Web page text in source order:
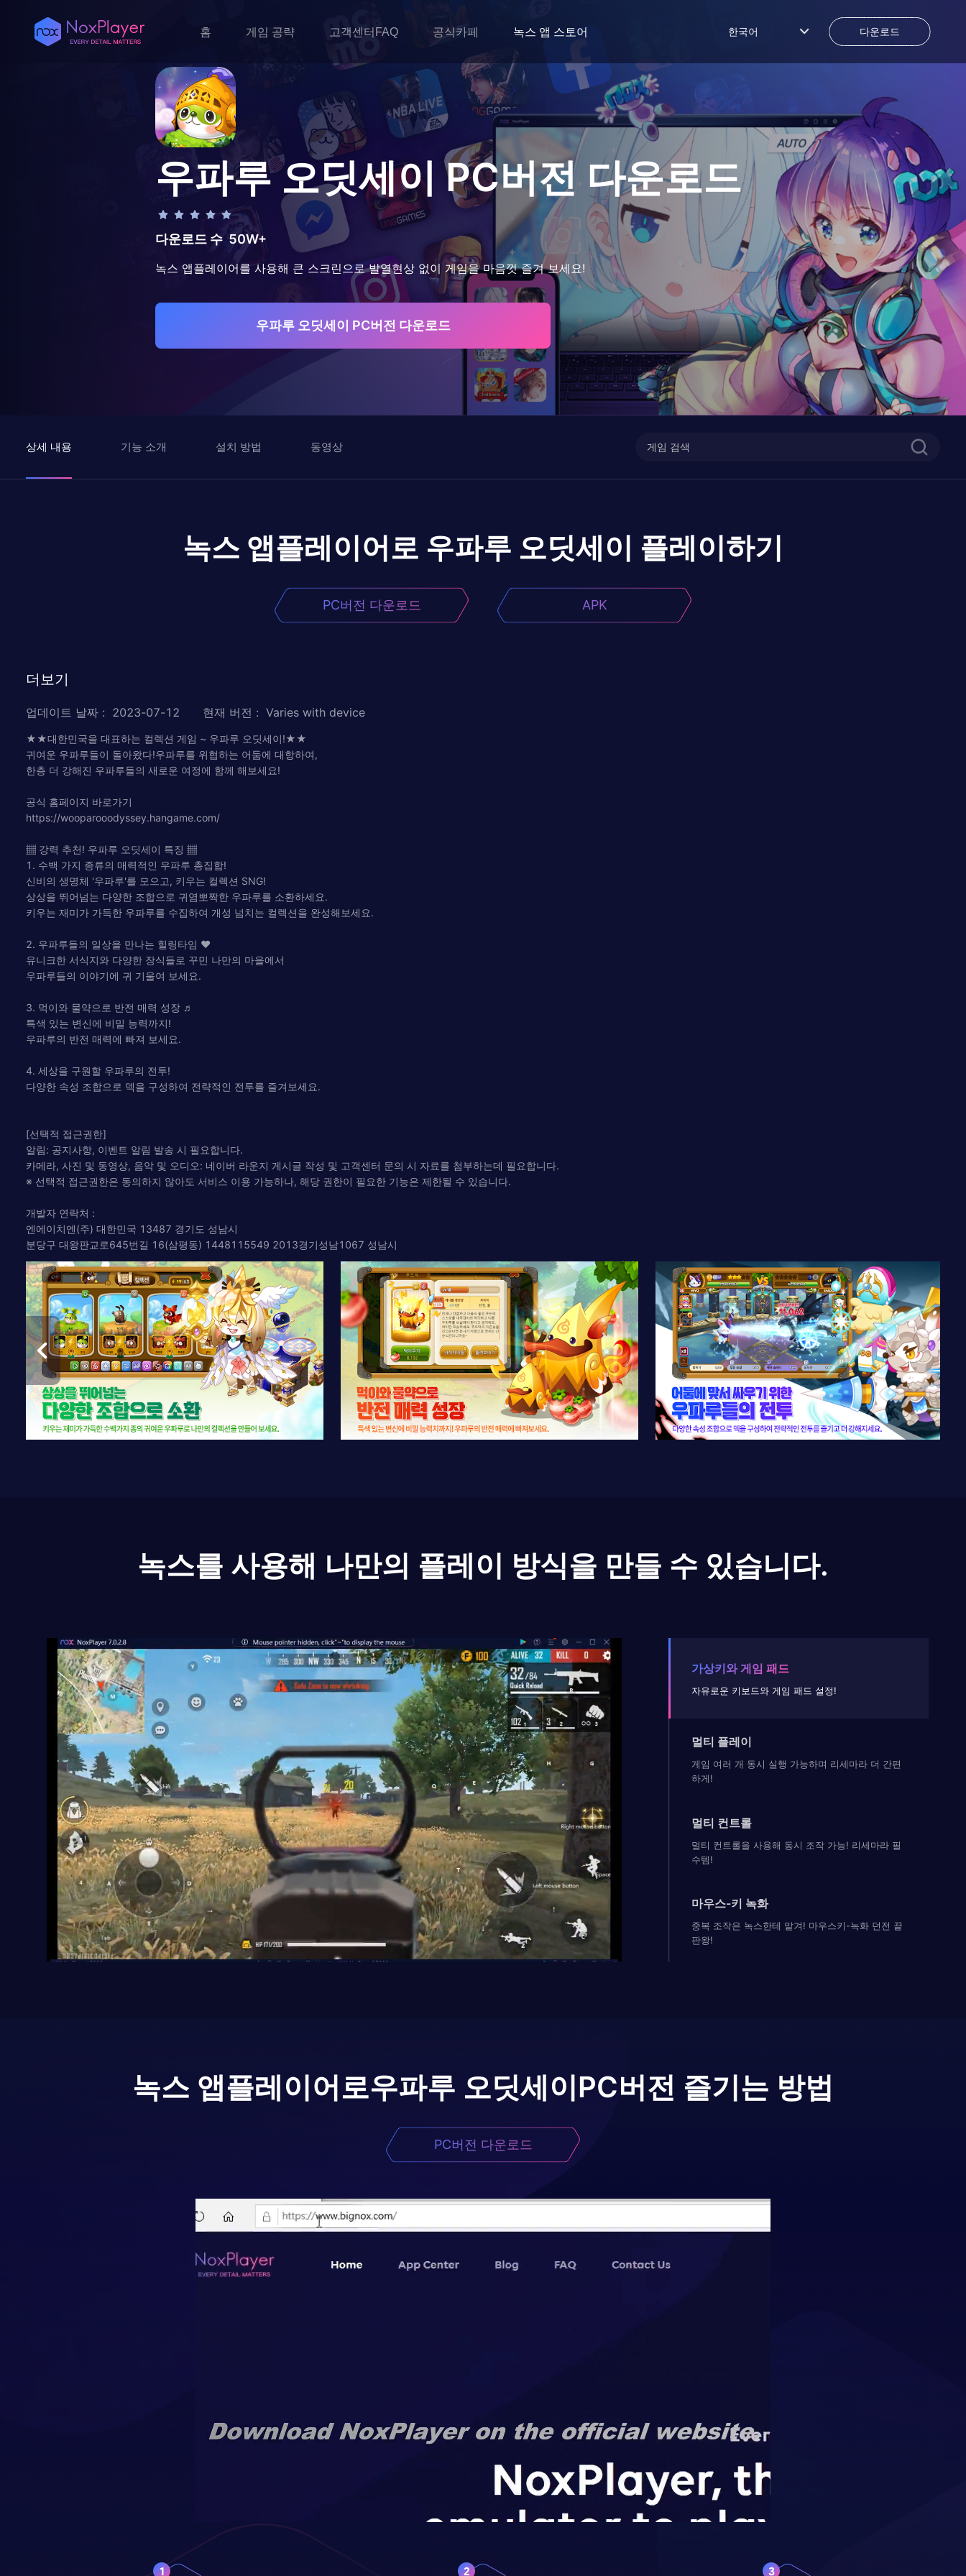
홈 게임 공략 고객센터FAQ 공식카페 녹스 앱 스토어 한국어 다운로드
우파루 오딧세이 PC버전 다운로드
다운로드 수 50W+
녹스 앱플레이어를 사용해 큰 스크린으로 발열현상 없이 게임을 마음껏 즐겨 보세요!
우파루 오딧세이 PC버전 다운로드
상세 내용 기능 소개 설치 방법 동영상
녹스 앱플레이어로 우파루 오딧세이 플레이하기
PC버전 다운로드 APK
더보기
업데이트 날짜 : 2023-07-12 현재 버전 : Varies with device
★★대한민국을 대표하는 컬렉션 게임 ~ 우파루 오딧세이!★★
귀여운 우파루들이 돌아왔다!우파루를 위협하는 어둠에 대항하여,
한층 더 강해진 우파루들의 새로운 여정에 함께 해보세요!
공식 홈페이지 바로가기
https://wooparooodyssey.hangame.com/
▦ 강력 추천! 우파루 오딧세이 특징 ▦
1. 수백 가지 종류의 매력적인 우파루 총집합!
신비의 생명체 '우파루'를 모으고, 키우는 컬렉션 SNG!
상상을 뛰어넘는 다양한 조합으로 귀염뽀짝한 우파루를 소환하세요.
키우는 재미가 가득한 우파루를 수집하여 개성 넘치는 컬렉션을 완성해보세요.
2. 우파루들의 일상을 만나는 힐링타임 ♥
유니크한 서식지와 다양한 장식들로 꾸민 나만의 마을에서
우파루들의 이야기에 귀 기울여 보세요.
3. 먹이와 물약으로 반전 매력 성장 ♬
특색 있는 변신에 비밀 능력까지!
우파루의 반전 매력에 빠져 보세요.
4. 세상을 구원할 우파루의 전투!
다양한 속성 조합으로 덱을 구성하여 전략적인 전투를 즐겨보세요.
[선택적 접근권한]
알림: 공지사항, 이벤트 알림 발송 시 필요합니다.
카메라, 사진 및 동영상, 음악 및 오디오: 네이버 라운지 게시글 작성 및 고객센터 문의 시 자료를 첨부하는데 필요합니다.
※ 선택적 접근권한은 동의하지 않아도 서비스 이용 가능하나, 해당 권한이 필요한 기능은 제한될 수 있습니다.
개발자 연락처 :
엔에이치엔(주) 대한민국 13487 경기도 성남시
분당구 대왕판교로645번길 16(삼평동) 1448115549 2013경기성남1067 성남시
녹스를 사용해 나만의 플레이 방식을 만들 수 있습니다.
가상키와 게임 패드
자유로운 키보드와 게임 패드 설정!
멀티 플레이
게임 여러 개 동시 실행 가능하며 리세마라 더 간편
하게!
멀티 컨트롤
멀티 컨트롤을 사용해 동시 조작 가능! 리세마라 필
수템!
마우스-키 녹화
중복 조작은 녹스한테 맡겨! 마우스키-녹화 던전 끝
판왕!
녹스 앱플레이어로우파루 오딧세이PC버전 즐기는 방법
PC버전 다운로드